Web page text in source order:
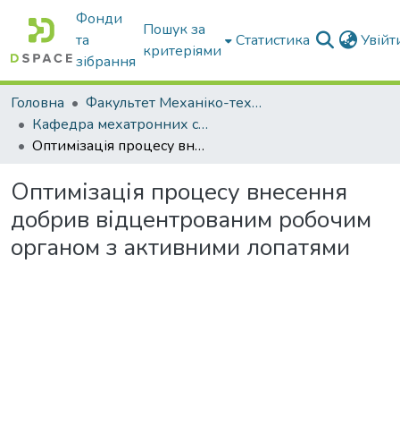
Фонди
та
зібрання
Пошук за
критеріями
Статистика
Головна
Факультет Механіко-технологічний
Кафедра мехатронних систем тракторів та сільскогосподарських машин
Оптимізація процесу внесення добрив відцентрованим робочим органом з активними лопатями
Оптимізація процесу внесення
добрив відцентрованим робочим
органом з активними лопатями